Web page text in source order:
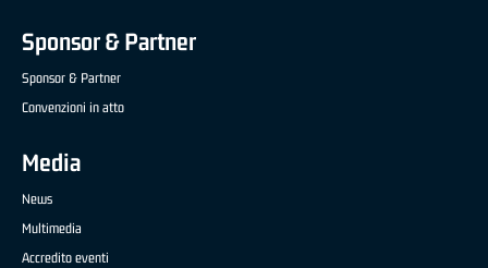
Sponsor & Partner
Sponsor & Partner
Convenzioni in atto
Media
News
Multimedia
Accredito eventi